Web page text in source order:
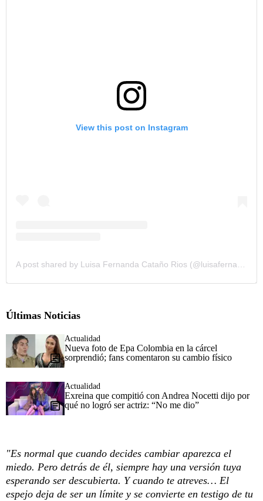
View this post on Instagram
A post shared by Luisa Fernanda Cataño Rios (@luisafernandaw)
Últimas Noticias
Actualidad
Nueva foto de Epa Colombia en la cárcel
sorprendió; fans comentaron su cambio físico
Actualidad
Exreina que compitió con Andrea Nocetti dijo por
qué no logró ser actriz: “No me dio”
"Es normal que cuando decides cambiar aparezca el
miedo. Pero detrás de él, siempre hay una versión tuya
esperando ser descubierta. Y cuando te atreves… El
espejo deja de ser un límite y se convierte en testigo de tu